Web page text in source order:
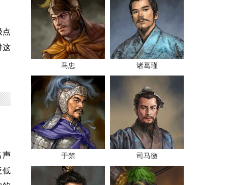
点
这
声
低
马忠 诸葛瑾
于禁 司马徽